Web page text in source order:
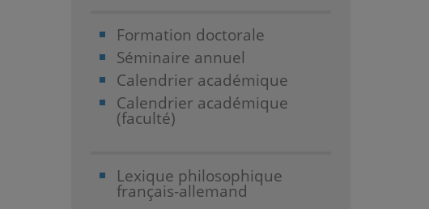
Formation doctorale
Séminaire annuel
Calendrier académique
Calendrier académique
(faculté)
Lexique philosophique
français-allemand